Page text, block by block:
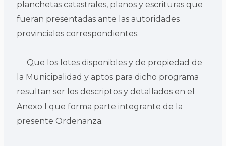
planchetas catastrales, planos y escrituras que
fueran presentadas ante las autoridades
provinciales correspondientes.
Que los lotes disponibles y de propiedad de
la Municipalidad y aptos para dicho programa
resultan ser los descriptos y detallados en el
Anexo I que forma parte integrante de la
presente Ordenanza.